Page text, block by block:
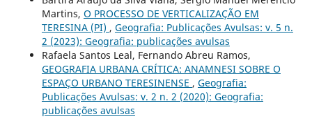
Martins, O PROCESSO DE VERTICALIZAÇÃO EM
TERESINA (PI) , Geografia: Publicações Avulsas: v. 5 n.
2 (2023): Geografia: publicações avulsas
Rafaela Santos Leal, Fernando Abreu Ramos,
GEOGRAFIA URBANA CRÍTICA: ANAMNESI SOBRE O
ESPAÇO URBANO TERESINENSE , Geografia:
Publicações Avulsas: v. 2 n. 2 (2020): Geografia:
publicações avulsas